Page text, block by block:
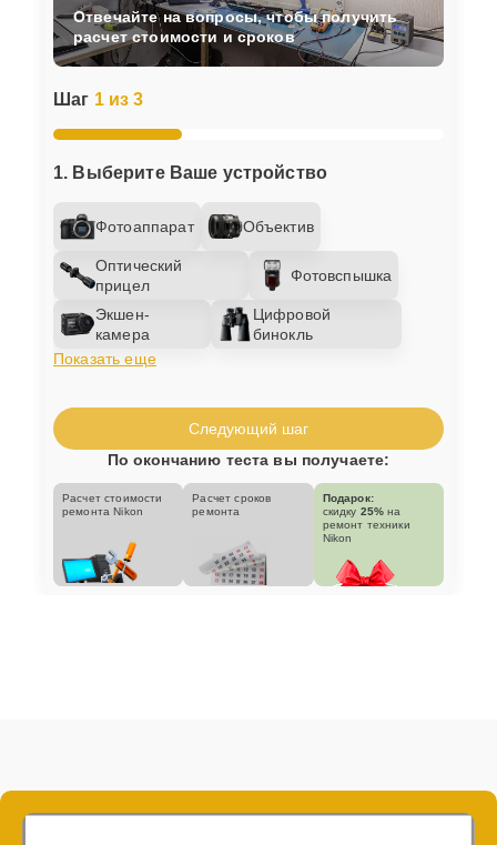
Шаг 1 из 3
1. Выберите Ваше устройство
Фотоаппарат Объектив
Оптический
прицел
Фотовспышка
Экшен-
камера
Цифровой
бинокль
Показать еще
Отвечайте на вопросы, чтобы получить
расчет стоимости и сроков
Следующий шаг
По окончанию теста вы получаете:
Расчет стоимости
ремонта Nikon
Расчет сроков
ремонта
Подарок:
скидку 25% на
ремонт техники
Nikon